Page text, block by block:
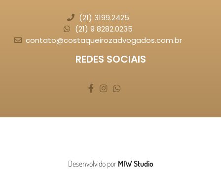
(21) 3199.2425
(21) 9 8282.0235
contato@costaqueirozadvogados.com.br
REDES SOCIAIS
Desenvolvido por MIW Studio